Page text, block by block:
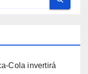
Cola invertirá